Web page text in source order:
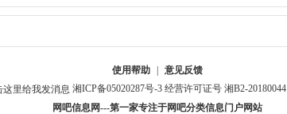
使用帮助
意见反馈
湘ICP备05020287号-3 经营许可证号 湘B2-20180044
网吧信息网---第一家专注于网吧分类信息门户网站